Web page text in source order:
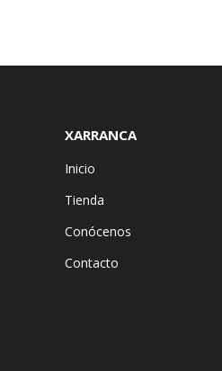
XARRANCA
Inicio
Tienda
Conócenos
Contacto